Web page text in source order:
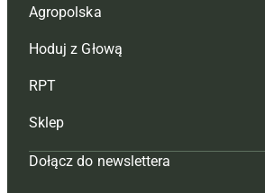
Agropolska
Redakcja
Reklama
Tagi
Mapa serwisu
Hoduj z Głową
Hoduj z głową bydło
Hoduj z głową świnie
Prenumerata
RPT
Redakcja
Prenumerata
Sklep
Czasopisma i prenumerata
Dołącz do newslettera